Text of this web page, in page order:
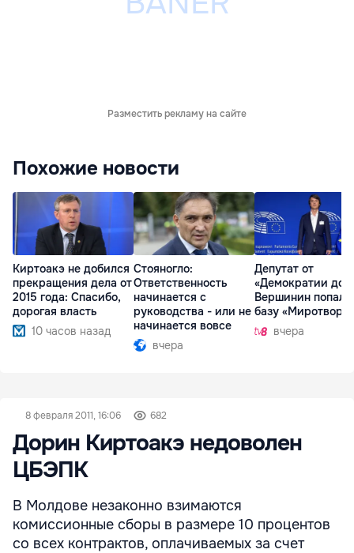
Разместить рекламу на сайте
Похожие новости
Киртоакэ не добился
прекращения дела от
2015 года: Спасибо,
дорогая власть
10 часов назад
Стояногло:
Ответственность
начинается с
руководства - или не
начинается вовсе
вчера
Депутат от
«Демократии
Вершинин попал в
базу
вчера
8 февраля 2011, 16:06 682
Дорин Киртоакэ недоволен
ЦБЭПК
В Молдове незаконно взимаются
комиссионные сборы в размере 10 процентов
со всех контрактов, оплачиваемых за счет